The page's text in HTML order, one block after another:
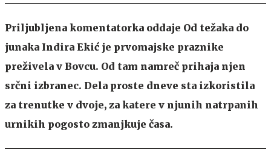
Priljubljena komentatorka oddaje Od težaka do
junaka Indira Ekić je prvomajske praznike
preživela v Bovcu. Od tam namreč prihaja njen
srčni izbranec. Dela proste dneve sta izkoristila
za trenutke v dvoje, za katere v njunih natrpanih
urnikih pogosto zmanjkuje časa.